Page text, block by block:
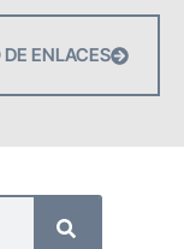
ENLACES